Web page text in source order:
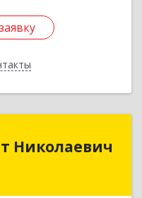
Николаевич
Николаевич
Н.Гусевой ул, 56А